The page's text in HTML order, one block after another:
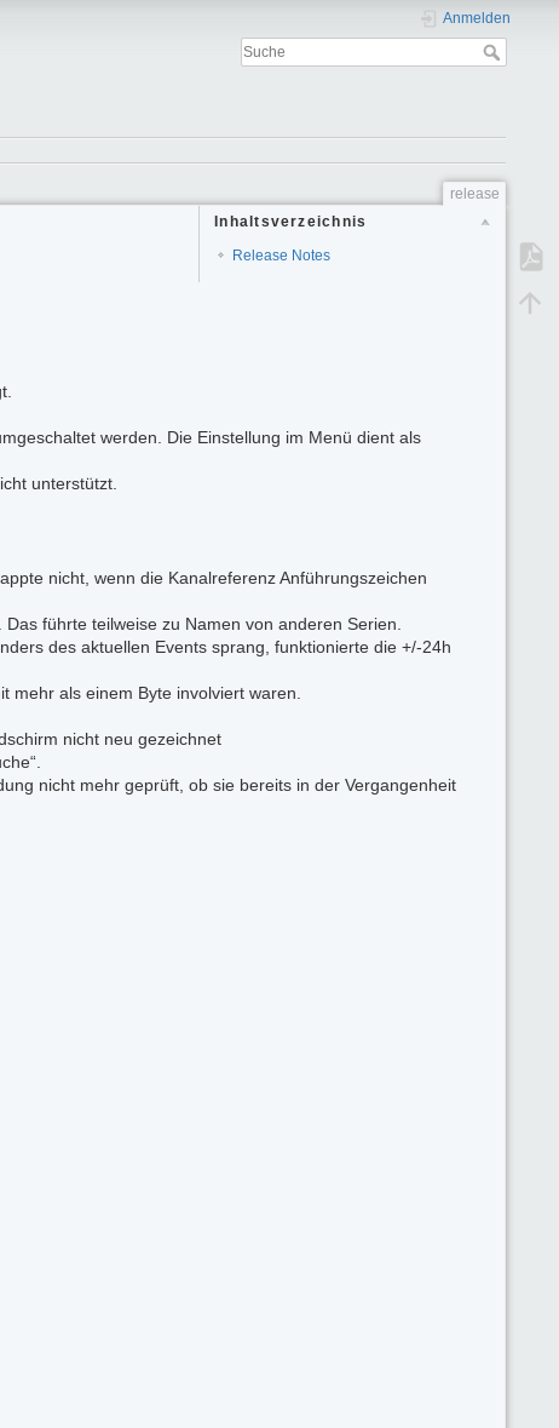
Anmelden
release
Inhaltsverzeichnis
Release Notes
werden. Die Einstellung im Menü dient als
unterstützt.
nicht, wenn die Kanalreferenz Anführungszeichen
führte teilweise zu Namen von anderen Serien.
des aktuellen Events sprang, funktionierte die +/-24h
mehr als einem Byte involviert waren.
nicht neu gezeichnet
nicht mehr geprüft, ob sie bereits in der Vergangenheit